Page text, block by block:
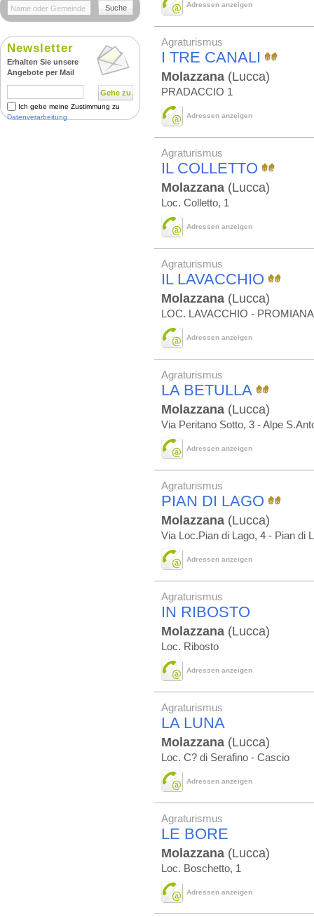
Adressen anzeigen
Agraturismus
I TRE CANALI
Molazzana (Lucca)
PRADACCIO 1
Adressen anzeigen
Agraturismus
IL COLLETTO
Molazzana (Lucca)
Loc. Colletto, 1
Adressen anzeigen
Agraturismus
IL LAVACCHIO
Molazzana (Lucca)
LOC. LAVACCHIO - PROMIANA
Adressen anzeigen
Agraturismus
LA BETULLA
Molazzana (Lucca)
Via Peritano Sotto, 3 - Alpe
Adressen anzeigen
Agraturismus
PIAN DI LAGO
Molazzana (Lucca)
Via Loc.Pian di Lago, 4 - Pian di
Adressen anzeigen
Agraturismus
IN RIBOSTO
Molazzana (Lucca)
Loc. Ribosto
Adressen anzeigen
Agraturismus
LA LUNA
Molazzana (Lucca)
Loc. C? di Serafino - Cascio
Adressen anzeigen
Agraturismus
LE BORE
Molazzana (Lucca)
Loc. Boschetto, 1
Adressen anzeigen
Suche
Newsletter
Erhalten Sie unsere
Angebote per Mail
Gehe zu
Ich gebe meine Zustimmung zu
Datenverarbeitung